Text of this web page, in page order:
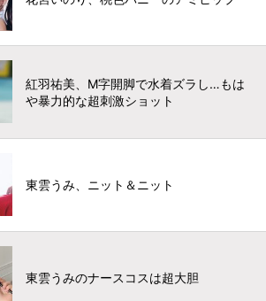
紅羽祐美、M字開脚で水着ズラし…もは
や暴力的な超刺激ショット
東雲うみ、ニット＆ニット
東雲うみのナースコスは超大胆